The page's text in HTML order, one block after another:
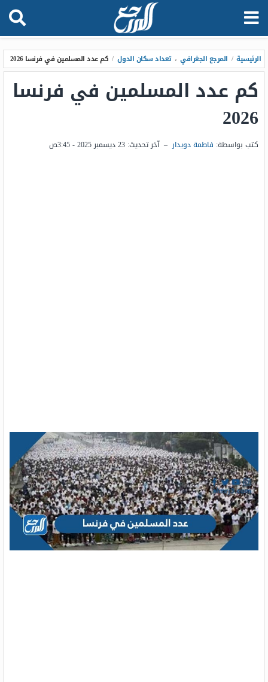
الرئيسية / المرجع الجغرافي ، تعداد سكان الدول / كم عدد المسلمين في فرنسا 2026
كم عدد المسلمين في فرنسا
2026
كتب بواسطة: فاطمة دويدار – آخر تحديث: 23 ديسمبر 2025 - 3:45ص